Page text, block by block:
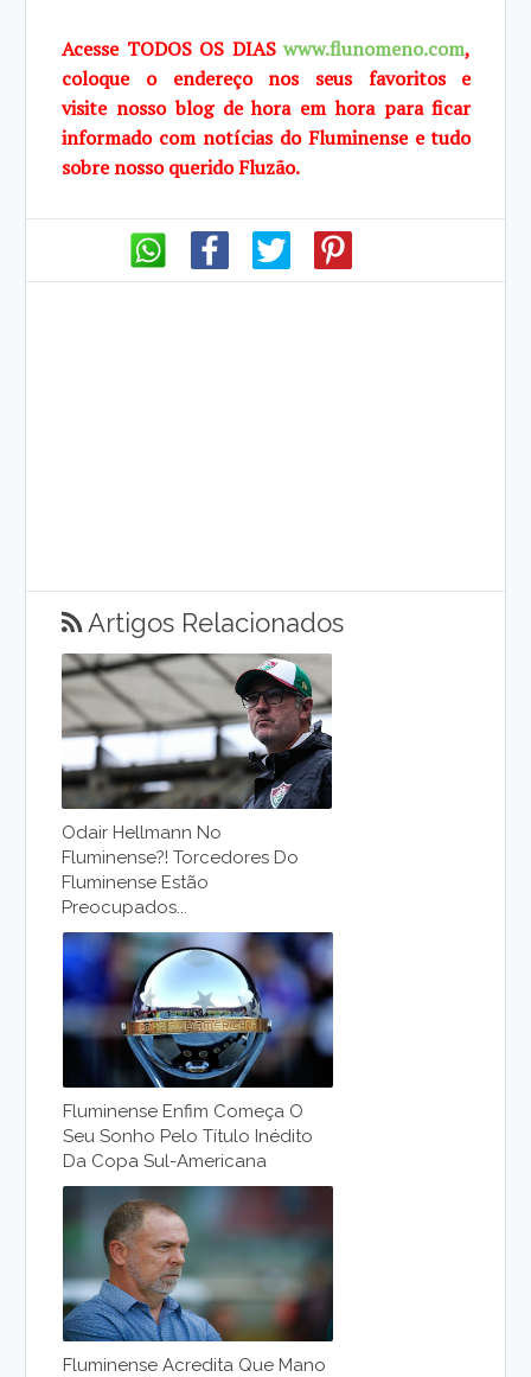
Acesse TODOS OS DIASwww.flunomeno.com,
coloque o endereço nos seus favoritos e
visite nosso blog dehora em hora para ficar
informado com notícias do Fluminense e tudo
sobrenosso querido Fluzão.
Artigos Relacionados
Odair Hellmann No
Fluminense?! Torcedores Do
Fluminense Estão
Preocupados...
Fluminense Enfim Começa O
Seu Sonho Pelo Título Inédito
Da Copa Sul-Americana
Fluminense Acredita Que Mano